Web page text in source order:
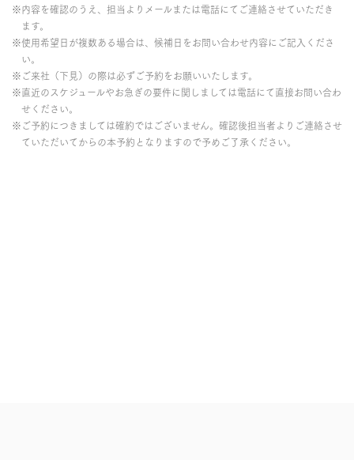
※内容を確認のうえ、担当よりメールまたは電話にてご連絡させていただき
ます。
※使用希望日が複数ある場合は、候補日をお問い合わせ内容にご記入くださ
い。
※ご来社（下見）の際は必ずご予約をお願いいたします。
※直近のスケジュールやお急ぎの要件に関しましては電話にて直接お問い合わ
せください。
※ご予約につきましては確約ではございません。確認後担当者よりご連絡させ
ていただいてからの本予約となりますので予めご了承ください。